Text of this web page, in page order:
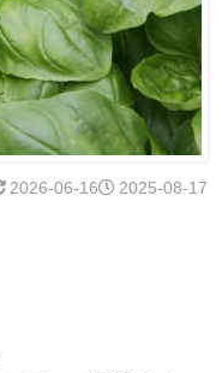
2025-08-17
2026-06-16